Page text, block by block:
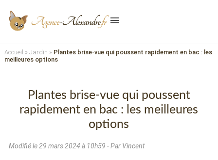
menu
Accueil » Jardin » Plantes brise-vue qui poussent rapidement en bac : les
meilleures options
Plantes brise-vue qui poussent
rapidement en bac : les meilleures
options
Modifié le29 mars 2024 à 10h59 - Par Vincent